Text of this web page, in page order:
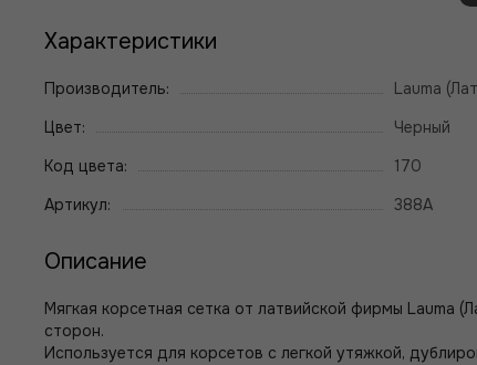
Характеристики
Производитель:
Lauma
Цвет:
Черный
Код цвета:
170
Артикул:
388А
Описание
Мягкая корсетная сетка от латвийской фирмы Lauma
сторон.
Используется для корсетов с легкой утяжкой,